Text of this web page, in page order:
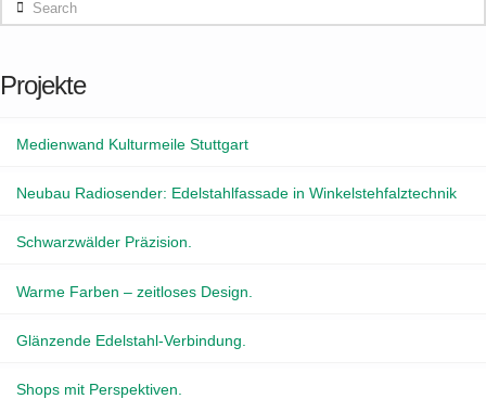
Projekte
Medienwand Kulturmeile Stuttgart
Neubau Radiosender: Edelstahlfassade in Winkelstehfalztechnik
Schwarzwälder Präzision.
Warme Farben – zeitloses Design.
Glänzende Edelstahl-Verbindung.
Shops mit Perspektiven.